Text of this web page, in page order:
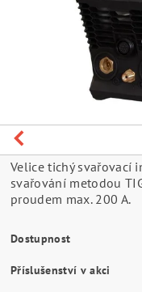
Velice tichý svařovací
svařování metodou
proudem max. 200 A.
Dostupnost
Příslušenství v akci